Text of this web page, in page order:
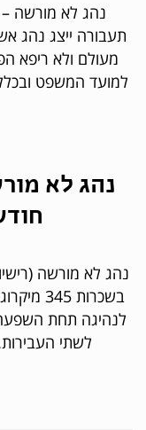
נהג לא מורשה –
תעבורה ייצג נהג
מעולם ולא ריפא
למועד המשפט
נהג לא מורשה
לשתי העבירות.